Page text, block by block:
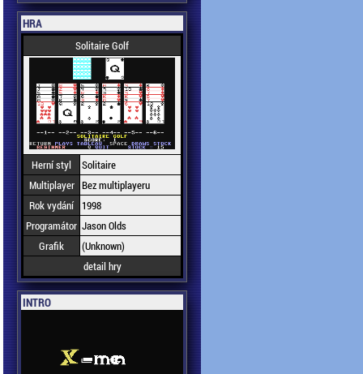
HRA
Solitaire Golf
Herní styl
Solitaire
Multiplayer Bez multiplayeru
Rok vydání
1998
Programátor Jason Olds
Grafik
(Unknown)
detail hry
INTRO